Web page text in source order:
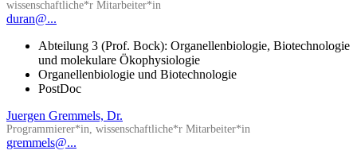
wissenschaftliche*r Mitarbeiter*in
duran@...
Abteilung 3 (Prof. Bock): Organellenbiologie, Biotechnologie
und molekulare Ökophysiologie
Organellenbiologie und Biotechnologie
PostDoc
Juergen Gremmels, Dr.
Programmierer*in, wissenschaftliche*r Mitarbeiter*in
gremmels@...